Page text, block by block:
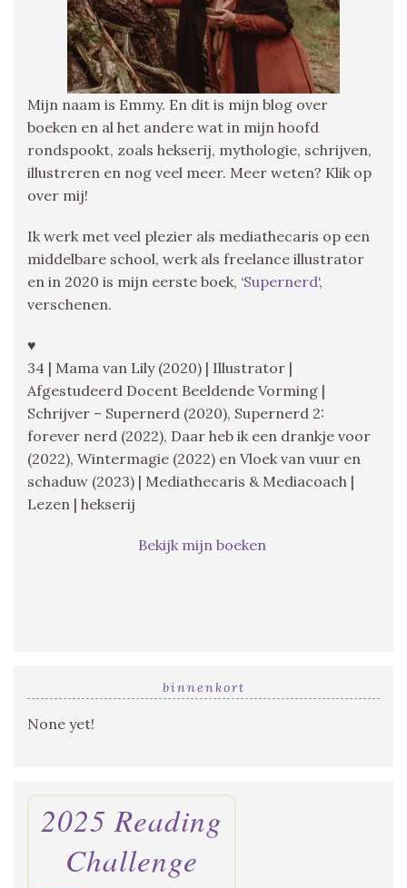
Mijn naam is Emmy. En dit is mijn blog over
boeken en al het andere wat in mijn hoofd
rondspookt, zoals hekserij, mythologie, schrijven,
illustreren en nog veel meer. Meer weten? Klik op
over mij!
Ik werk met veel plezier als mediathecaris op een
middelbare school, werk als freelance illustrator
en in 2020 is mijn eerste boek, ‘Supernerd‘,
verschenen.
♥
34 | Mama van Lily (2020) | Illustrator |
Afgestudeerd Docent Beeldende Vorming |
Schrijver – Supernerd (2020), Supernerd 2:
forever nerd (2022), Daar heb ik een drankje voor
(2022), Wintermagie (2022) en Vloek van vuur en
schaduw (2023) | Mediathecaris & Mediacoach |
Lezen | hekserij
Bekijk mijn boeken
binnenkort
None yet!
2025 Reading
Challenge